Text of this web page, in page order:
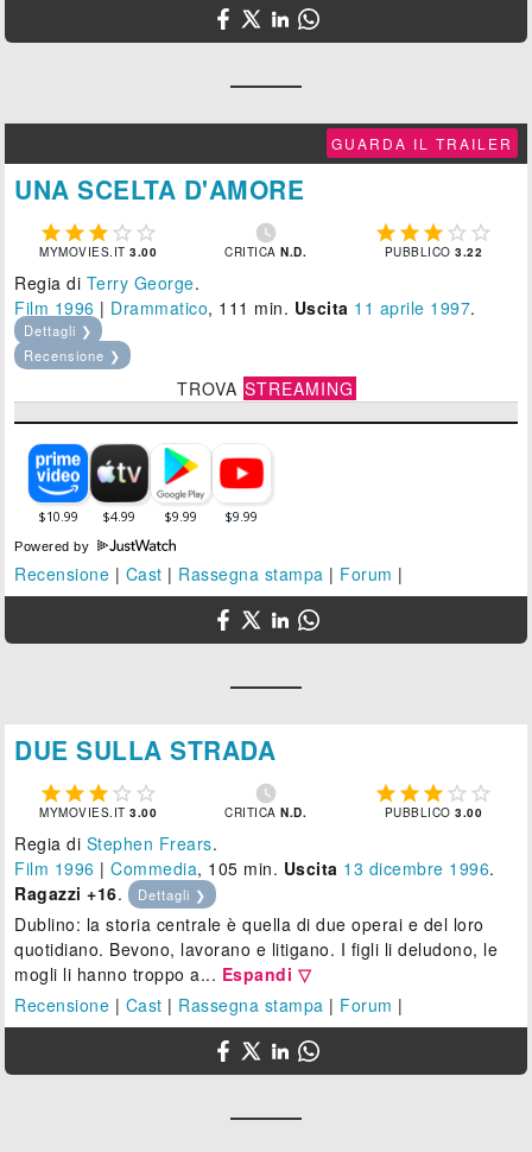
GUARDA IL TRAILER
UNA SCELTA D'AMORE
    
MYMOVIES.IT3.00

CRITICAN.D.
    
PUBBLICO3.22
Regia di Terry George.
Film 1996 | Drammatico, 111 min. Uscita 11 aprile 1997.
Dettagli ❯
Recensione ❯
TROVA STREAMING
Powered by
Recensione | Cast | Rassegna stampa | Forum |
DUE SULLA STRADA
    
MYMOVIES.IT3.00

CRITICAN.D.
    
PUBBLICO3.00
Regia di Stephen Frears.
Film 1996 |Commedia, 105 min. Uscita 13 dicembre 1996.
Ragazzi +16. Dettagli ❯
Dublino: la storia centrale è quella di due operai e del loro
quotidiano. Bevono, lavorano e litigano. I figli li deludono, le
mogli li hanno troppo a... Espandi ▽
Recensione | Cast | Rassegna stampa | Forum |